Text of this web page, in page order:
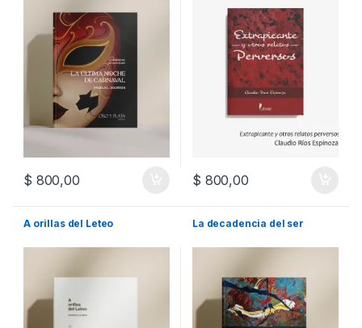
$ 800,00 $ 800,00
A orillas del Leteo La decadencia del ser